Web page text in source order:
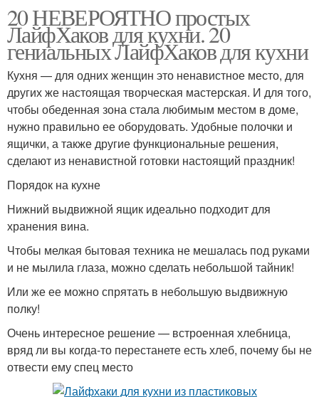
20 НЕВЕРОЯТНО простых
ЛайфХаков для кухни. 20
гениальных ЛайфХаков для кухни
Кухня — для одних женщин это ненавистное место, для
других же настоящая творческая мастерская. И для того,
чтобы обеденная зона стала любимым местом в доме,
нужно правильно ее оборудовать. Удобные полочки и
ящички, а также другие функциональные решения,
сделают из ненавистной готовки настоящий праздник!
Порядок на кухне
Нижний выдвижной ящик идеально подходит для
хранения вина.
Чтобы мелкая бытовая техника не мешалась под руками
и не мылила глаза, можно сделать небольшой тайник!
Или же ее можно спрятать в небольшую выдвижную
полку!
Очень интересное решение — встроенная хлебница,
вряд ли вы когда-то перестанете есть хлеб, почему бы не
отвести ему спец место